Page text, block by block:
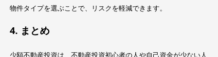
物件タイプを選ぶことで、リスクを軽減できます。
4. まとめ
少額不動産投資は、不動産投資初心者の人や自己資金が少ない人